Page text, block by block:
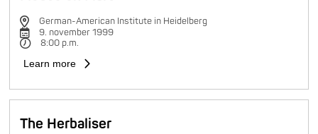
German-American Institute in Heidelberg
9. november 1999
8:00 p.m.
Learn more
The Herbaliser